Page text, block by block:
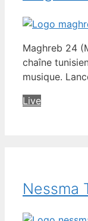
Maghreb 24
chaîne
musique.
Live
Nessma